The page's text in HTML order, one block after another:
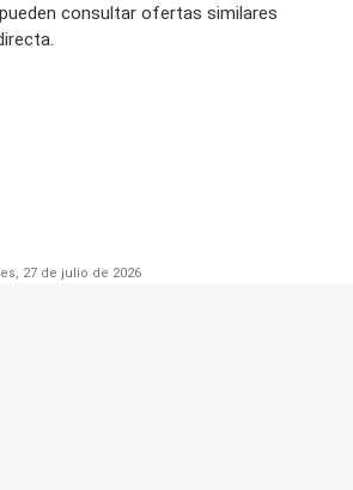
consultar ofertas similares
27 de julio de 2026